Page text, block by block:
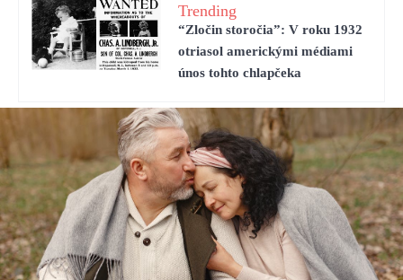
Trending
“Zločin storočia”: V roku 1932
otriasol americkými médiami
únos tohto chlapčeka